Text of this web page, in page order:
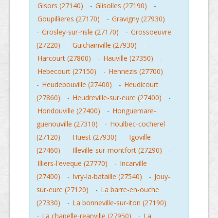
Gisors (27140)
- Glisolles (27190)
-
Goupillieres (27170)
- Gravigny (27930)
- Grosley-sur-risle (27170) - Grossoeuvre
(27220)
- Guichainville (27930)
-
Harcourt (27800)
- Hauville (27350)
-
Hebecourt (27150)
- Hennezis (27700)
- Heudebouville (27400) - Heudicourt
(27860)
- Heudreville-sur-eure (27400)
-
Hondouville (27400)
- Honguemare-
guenouville (27310)
- Houlbec-cocherel
(27120)
- Huest (27930) - Igoville
(27460)
- Illeville-sur-montfort (27290)
-
Illiers-l'eveque (27770)
- Incarville
(27400)
- Ivry-la-bataille (27540) - Jouy-
sur-eure (27120)
- La barre-en-ouche
(27330)
- La bonneville-sur-iton (27190)
- La chapelle-reanville (27950) - La